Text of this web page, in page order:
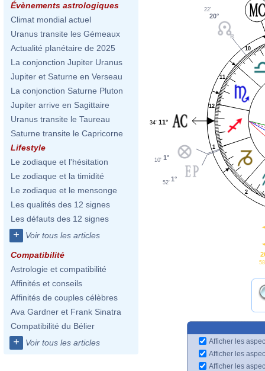
Évènements astrologiques
Climat mondial actuel
Uranus transite les Gémeaux
Actualité planétaire de 2025
La conjonction Jupiter Uranus
Jupiter et Saturne en Verseau
La conjonction Saturne Pluton
Jupiter arrive en Sagittaire
Uranus transite le Taureau
Saturne transite le Capricorne
Lifestyle
Le zodiaque et l'hésitation
Le zodiaque et la timidité
Le zodiaque et le mensonge
Les qualités des 12 signes
Les défauts des 12 signes
+ Voir tous les articles
Compatibilité
Astrologie et compatibilité
Affinités et conseils
Affinités de couples célèbres
Ava Gardner et Frank Sinatra
Compatibilité du Bélier
+ Voir tous les articles
1
2
10
11
12
20°
22'
11°
34'
1°
10'
1°
52'
Afficher les
Afficher les
Afficher les